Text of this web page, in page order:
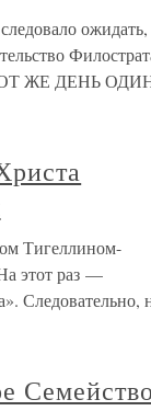
ожидать,
ТОТ ЖЕ ДЕНЬ
Тигеллином-
этот раз —
Следовательно,
Семейство